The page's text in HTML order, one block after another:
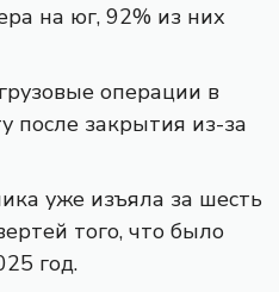
на юг, 92% из них
операции в
после закрытия из-за
уже изъяла за шесть
того, что было
год.